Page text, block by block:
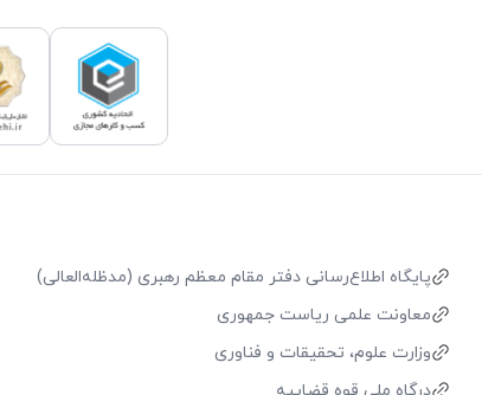
پایگاه اطلاع‌رسانی دفتر مقام معظم رهبری (مد‌ظله‌العالی)
معاونت علمی ریاست جمهوری
وزارت علوم، تحقیقات و فناوری